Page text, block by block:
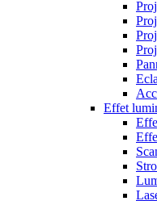
Effet